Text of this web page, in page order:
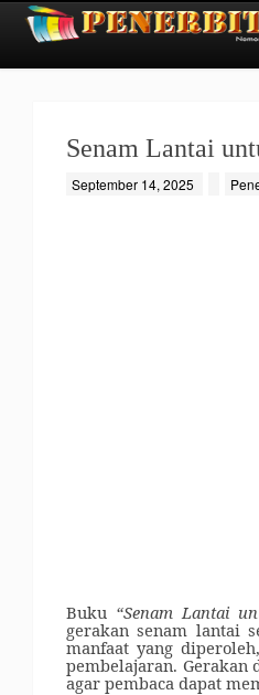
Senam Lantai
September 14, 2025
Buku “Senam Lantai
gerakan senam lantai
manfaat yang
pembelajaran.
agar pembaca dapat